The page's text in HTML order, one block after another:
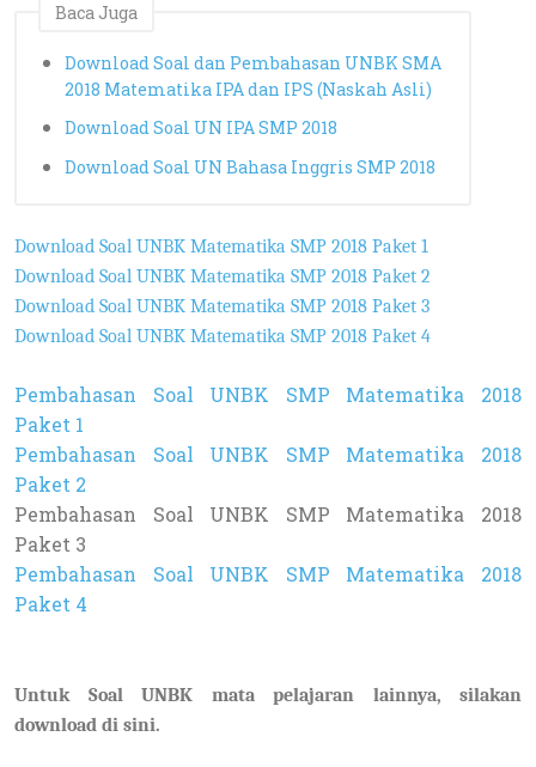
Baca Juga
Download Soal dan Pembahasan UNBK SMA
2018 Matematika IPA dan IPS (Naskah Asli)
Download Soal UN IPA SMP 2018
Download Soal UN Bahasa Inggris SMP 2018
Download Soal UNBK Matematika SMP 2018 Paket 1
Download Soal UNBK Matematika SMP 2018 Paket 2
Download Soal UNBK Matematika SMP 2018 Paket 3
Download Soal UNBK Matematika SMP 2018 Paket 4
Pembahasan Soal UNBK SMP Matematika 2018
Paket 1
Pembahasan Soal UNBK SMP Matematika 2018
Paket 2
Pembahasan Soal UNBK SMP Matematika 2018
Paket 3
Pembahasan Soal UNBK SMP Matematika 2018
Paket 4
Untuk Soal UNBK mata pelajaran lainnya, silakan
download di sini.